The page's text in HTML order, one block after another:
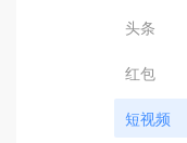
头条
红包
短视频